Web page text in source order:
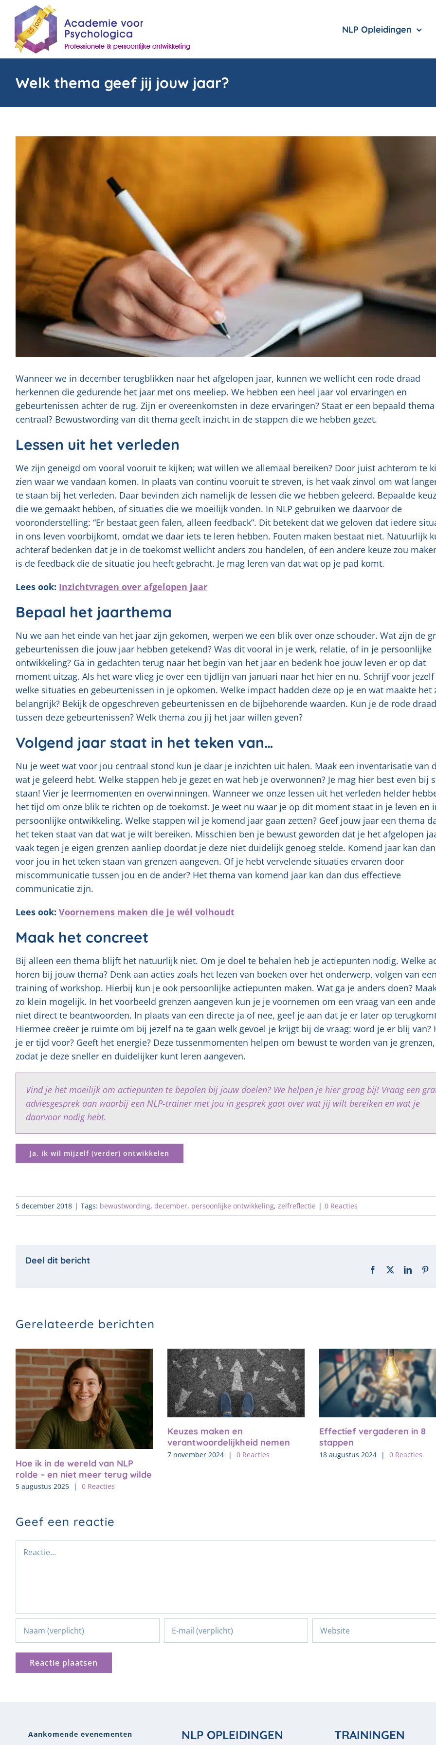
content
NLP Opleidingen
Welk thema geef jij jouw jaar?
Wanneer we in december terugblikken naar het afgelopen jaar, kunnen we wellicht een rode draad
herkennen die gedurende het jaar met ons meeliep. We hebben een heel jaar vol ervaringen en
gebeurtenissen achter de rug. Zijn er overeenkomsten in deze ervaringen? Staat er een bepaald thema
centraal? Bewustwording van dit thema geeft inzicht in de stappen die we hebben gezet.
Lessen uit het verleden
We zijn geneigd om vooral vooruit te kijken; wat willen we allemaal bereiken? Door juist achterom te
zien waar we vandaan komen. In plaats van continu vooruit te streven, is het vaak zinvol om wat
te staan bij het verleden. Daar bevinden zich namelijk de lessen die we hebben geleerd. Bepaalde
die we gemaakt hebben, of situaties die we moeilijk vonden. In NLP gebruiken we daarvoor de
vooronderstelling: “Er bestaat geen falen, alleen feedback”. Dit betekent dat we geloven dat iedere
in ons leven voorbijkomt, omdat we daar iets te leren hebben. Fouten maken bestaat niet. Natuurlijk
achteraf bedenken dat je in de toekomst wellicht anders zou handelen, of een andere keuze zou
is de feedback die de situatie jou heeft gebracht. Je mag leren van dat wat op je pad komt.
Lees ook: Inzichtvragen over afgelopen jaar
Bepaal het jaarthema
Nu we aan het einde van het jaar zijn gekomen, werpen we een blik over onze schouder. Wat zijn de
gebeurtenissen die jouw jaar hebben getekend? Was dit vooral in je werk, relatie, of in je persoonlijke
ontwikkeling? Ga in gedachten terug naar het begin van het jaar en bedenk hoe jouw leven er op dat
moment uitzag. Als het ware vlieg je over een tijdlijn van januari naar het hier en nu. Schrijf voor jezelf
welke situaties en gebeurtenissen in je opkomen. Welke impact hadden deze op je en wat maakte het
belangrijk? Bekijk de opgeschreven gebeurtenissen en de bijbehorende waarden. Kun je de rode
tussen deze gebeurtenissen? Welk thema zou jij het jaar willen geven?
Volgend jaar staat in het teken van…
Nu je weet wat voor jou centraal stond kun je daar je inzichten uit halen. Maak een inventarisatie van
wat je geleerd hebt. Welke stappen heb je gezet en wat heb je overwonnen? Je mag hier best even bij
staan! Vier je leermomenten en overwinningen. Wanneer we onze lessen uit het verleden helder
het tijd om onze blik te richten op de toekomst. Je weet nu waar je op dit moment staat in je leven en
persoonlijke ontwikkeling. Welke stappen wil je komend jaar gaan zetten? Geef jouw jaar een thema
het teken staat van dat wat je wilt bereiken. Misschien ben je bewust geworden dat je het afgelopen
vaak tegen je eigen grenzen aanliep doordat je deze niet duidelijk genoeg stelde. Komend jaar kan dan
voor jou in het teken staan van grenzen aangeven. Of je hebt vervelende situaties ervaren door
miscommunicatie tussen jou en de ander? Het thema van komend jaar kan dan dus effectieve
communicatie zijn.
Lees ook: Voornemens maken die je wél volhoudt
Maak het concreet
Bij alleen een thema blijft het natuurlijk niet. Om je doel te behalen heb je actiepunten nodig. Welke
horen bij jouw thema? Denk aan acties zoals het lezen van boeken over het onderwerp, volgen van een
training of workshop. Hierbij kun je ook persoonlijke actiepunten maken. Wat ga je anders doen?
zo klein mogelijk. In het voorbeeld grenzen aangeven kun je je voornemen om een vraag van een
niet direct te beantwoorden. In plaats van een directe ja of nee, geef je aan dat je er later op
Hiermee creëer je ruimte om bij jezelf na te gaan welk gevoel je krijgt bij de vraag: word je er blij van?
je er tijd voor? Geeft het energie? Deze tussenmomenten helpen om bewust te worden van je grenzen,
zodat je deze sneller en duidelijker kunt leren aangeven.
Vind je het moeilijk om actiepunten te bepalen bij jouw doelen? We helpen je hier graag bij! Vraag een
adviesgesprek aan waarbij een NLP-trainer met jou in gesprek gaat over wat jij wilt bereiken en wat je
daarvoor nodig hebt.
Ja, ik wil mijzelf (verder) ontwikkelen
5 december 2018 | Tags: bewustwording, december, persoonlijke ontwikkeling, zelfreflectie | 0 Reacties
Facebook
X
Gerelateerde berichten
Hoe ik in de wereld van NLP
rolde – en niet meer terug wilde
5 augustus 2025 | 0 Reacties
Keuzes maken en
verantwoordelijkheid nemen
7 november 2024 | 0 Reacties
Effectief vergaderen in 8
stappen
18 augustus 2024 | 0 Reacties
Geef een reactie
Reactie
Aankomende evenementen NLP OPLEIDINGEN TRAININGEN